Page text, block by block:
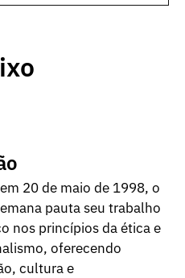
20 de maio de 1998, o
pauta seu trabalho
nos princípios da ética e
oferecendo
cultura e